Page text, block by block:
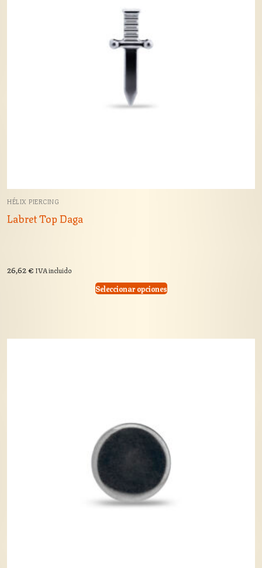
HÉLIX PIERCING
Labret Top Daga
26,62€ IVA incluido
Seleccionar opciones